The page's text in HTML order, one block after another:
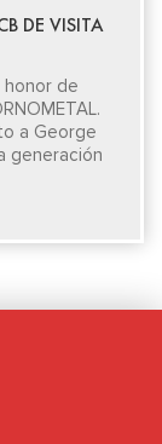
DE VISITA
honor de
a George
generación